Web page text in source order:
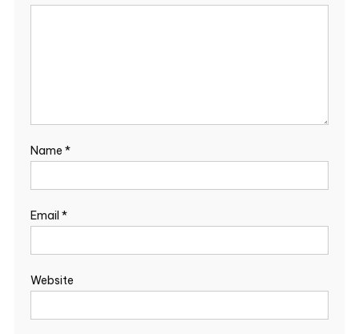
Name *
Email *
Website